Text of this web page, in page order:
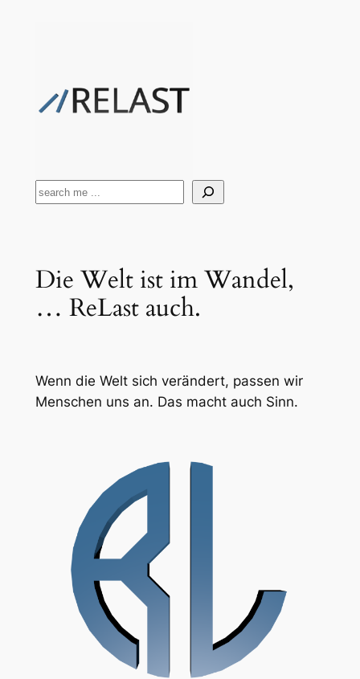
Suchen
Die Welt ist im Wandel,
… ReLast auch.
Wenn die Welt sich verändert, passen wir
Menschen uns an. Das macht auch Sinn.